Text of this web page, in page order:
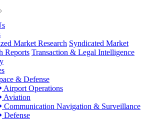
Market Research Syndicated Market
Reports Transaction & Legal Intelligence
& Defense
Airport Operations
Aviation
Communication Navigation & Surveillance
Defense